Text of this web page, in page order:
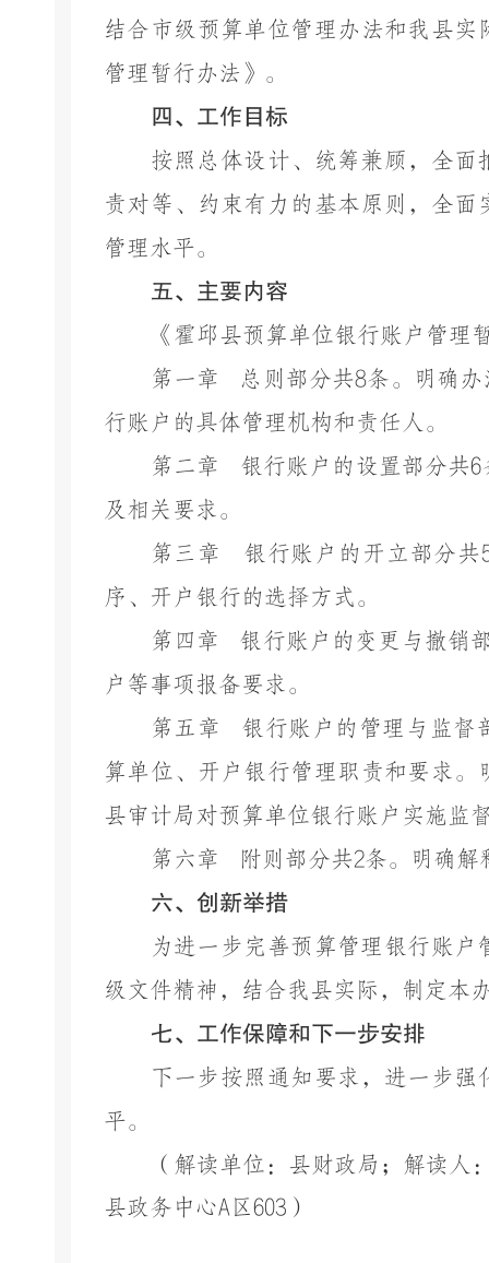
结合市级预算单位管理办法和我县
管理暂行办法》。
四、工作目标
按照总体设计、统筹兼顾，全
责对等、约束有力的基本原则，全面
管理水平。
五、主要内容
《 霍邱县预算单位银行账户管理
第一章
总则部分共8条。明确
行账户的具体管理机构和责任人。
第二章
银行账户的设置部分共6
及相关要求。
第三章
银行账户的开立部分共
序、开户银行的选择方式。
第四章
银行账户的变更与撤销
户等事项报备要求。
第五章
银行账户的管理与监督
算单位、开户银行管理职责和要求
县审计局对预算单位银行账户实施监
第六章
附则部分共2条。明确解
六、创新举措
为进一步完善预算管理银行账户
级文件精神，结合我县实际，制定本
七、工作保障和下一步安排
下一步按照通知要求，进一步
平。
（解读单位：县财政局；解读
县政务中心A区603）